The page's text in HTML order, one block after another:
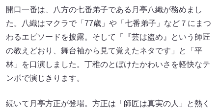
四股名を持つ力士たち、連敗続きの小兵力士の奮闘を情景
豊かに描きました。
三席目は月亭文都による「替わり目」です。「お酒は百薬
の長」というマクラから始まり、酔った夫とその妻のコミ
カルで人間味あふれるやり取りを、絶妙な間合いで表現。
一転、夫が妻への本音を一人語りする場面ではじっくりと
聞かせ、技巧者ぶりを発揮しました。